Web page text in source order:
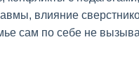
влияние
сам по себе не